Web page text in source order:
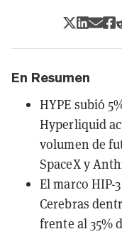
En Resumen
HYPE subió
Hyperliquid
volumen de
SpaceX y
El marco
Cerebras
frente al 35%